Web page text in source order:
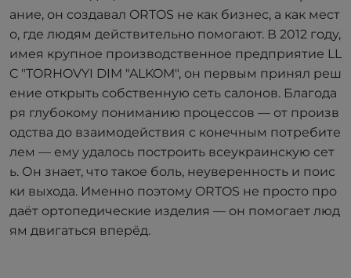
ание, он создавал ORTOS не как бизнес, а как мест
о, где людям действительно помогают. В 2012 году,
имея крупное производственное предприятие LL
C "TORHOVYI DIM "ALKOM", он первым принял реш
ение открыть собственную сеть салонов. Благода
ря глубокому пониманию процессов — от произв
одства до взаимодействия с конечным потребите
лем — ему удалось построить всеукраинскую сет
ь. Он знает, что такое боль, неуверенность и поис
ки выхода. Именно поэтому ORTOS не просто про
даёт ортопедические изделия — он помогает люд
ям двигаться вперёд.